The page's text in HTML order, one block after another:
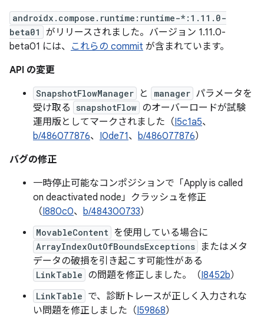
androidx.compose.runtime:runtime-*:1.11.0-
beta01
がリリースされました。バージョン 1.11.0-
beta01 には、 これらの commit が含まれています。
API の変更
SnapshotFlowManager と manager パラメータを
受け取る
snapshotFlow のオーバーロードが試験
運用版としてマークされました（I5c1a5、
b/486077876、 I0de71、 b/486077876）
バグの修正
一時停止可能なコンポジションで「Apply is called
on deactivated node」クラッシュを修正
（I880c0、 b/484300733）
MovableContent を使用している場合に
ArrayIndexOutOfBoundsExceptions
またはメタ
データの破損を引き起こす可能性がある
LinkTable の問題を修正しました。（I8452b）
LinkTable で、診断トレースが正しく入力されな
い問題を修正しました（I59868）